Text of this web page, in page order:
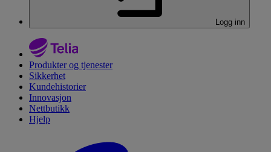
Logg inn
Produkter og tjenester
Sikkerhet
Kundehistorier
Innovasjon
Nettbutikk
Hjelp